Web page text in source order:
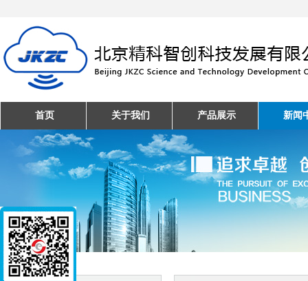
首页 关于我们 产品展示 新闻